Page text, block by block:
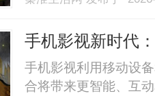
模具制造商的典型珠
手机影视新时代
析
手机影视利用移动设
合将带来更智能、互